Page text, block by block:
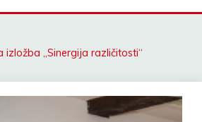
izložba „Sinergija različitosti“